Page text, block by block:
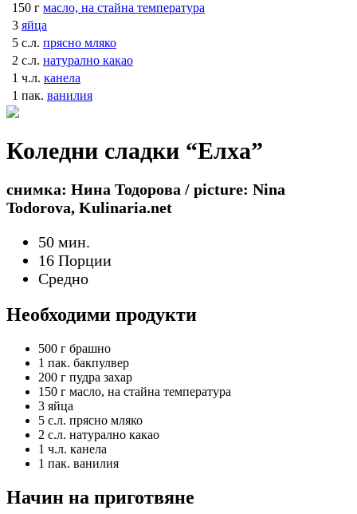
150 г масло, на стайна температура
3 яйца
5 с.л. прясно мляко
2 с.л. натурално какао
1 ч.л. канела
1 пак. ванилия
Коледни сладки “Елха”
снимка: Нина Тодорова / picture: Nina
Todorova, Kulinaria.net
50 мин.
16 Порции
Средно
Необходими продукти
500 г брашно
1 пак. бакпулвер
200 г пудра захар
150 г масло, на стайна температура
3 яйца
5 с.л. прясно мляко
2 с.л. натурално какао
1 ч.л. канела
1 пак. ванилия
Начин на приготвяне